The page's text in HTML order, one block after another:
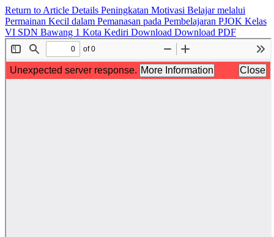
Return to Article Details Peningkatan Motivasi Belajar melalui
Permainan Kecil dalam Pemanasan pada Pembelajaran PJOK Kelas
VI SDN Bawang 1 Kota Kediri Download Download PDF